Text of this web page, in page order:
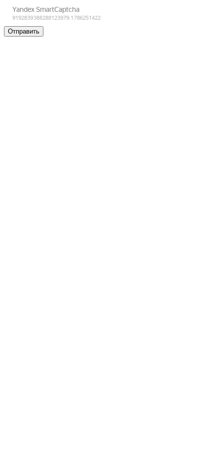
Отправить